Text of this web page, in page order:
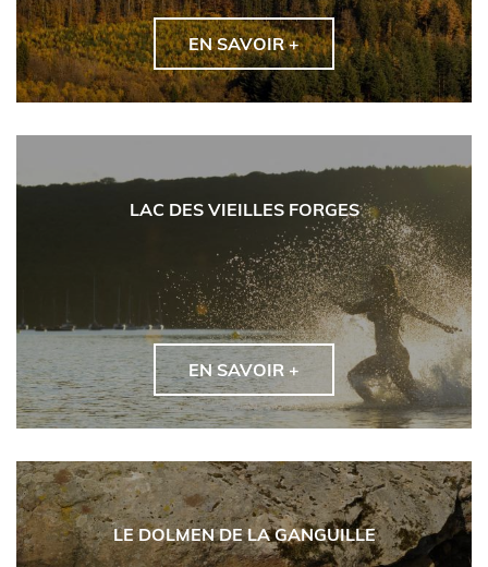
EN SAVOIR +
LAC DES VIEILLES FORGES
EN SAVOIR +
LE DOLMEN DE LA GANGUILLE